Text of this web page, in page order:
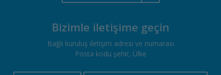
Bizimle iletişime geçin
Bağlı kuruluş iletişim adresi ve numarası
Posta kodu şehir, Ülke